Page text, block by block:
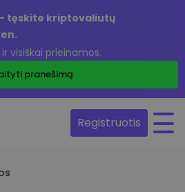
tęskite kriptovaliutų
visiškai prieinamos.
pranešimą
Registruotis